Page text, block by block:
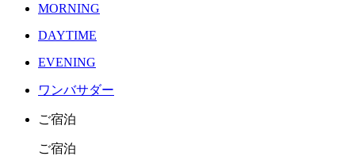
MORNING
DAYTIME
EVENING
ワンバサダー
ご宿泊
ご宿泊